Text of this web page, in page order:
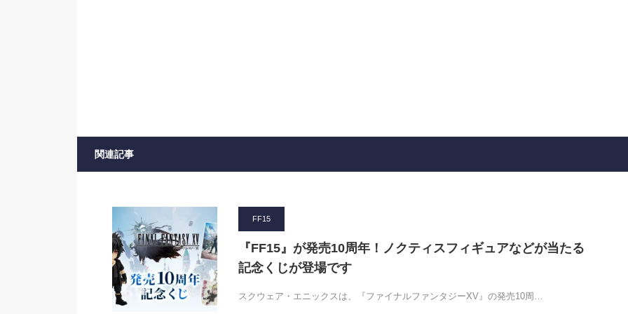
関連記事
FF15
『FF15』が発売10周年！ノクティスフィギュアなどが当たる
記念くじが登場です
スクウェア・エニックスは、『ファイナルファンタジーXV』の発売10周…